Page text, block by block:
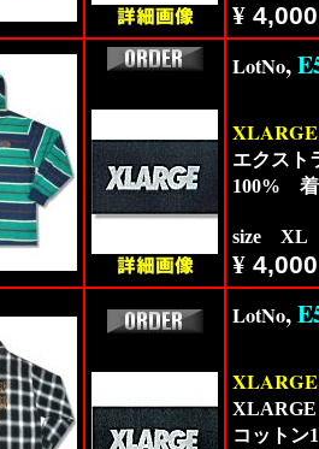
¥ 4,000
LotNo,
XLARGE
エクスト
100% 着
size XL
¥ 4,000
LotNo,
XLARGE
XLARGE
コットン